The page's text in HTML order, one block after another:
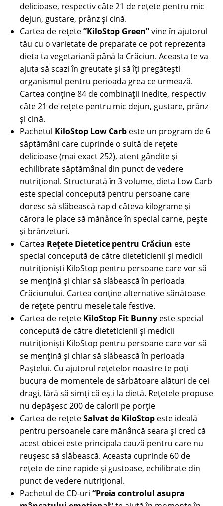
delicioase, respectiv câte 21 de rețete pentru mic
dejun, gustare, prânz și cină.
Cartea de rețete”KiloStop Green”vine în ajutorul
tău cu o varietate de preparate ce pot reprezenta
dieta ta vegetariană până la Crăciun. Aceasta te va
ajuta să scazi în greutate și să îți pregătești
organismul pentru perioada grea ce urmează.
Cartea conține 84 de combinații inedite, respectiv
câte 21 de rețete pentru mic dejun, gustare, prânz
și cină.
Pachetul KiloStop Low Carb este un program de 6
săptămâni care cuprinde o suită de rețete
delicioase (mai exact 252), atent gândite și
echilibrate săptămânal din punct de vedere
nutrițional. Structurată în 3 volume, dieta Low Carb
este special concepută pentru persoane care
doresc să slăbească rapid câteva kilograme și
cărora le place să mănânce în special carne, pește
și brânzeturi.
Cartea Rețete Dietetice pentru Crăciun este
special concepută de către dieteticienii și medicii
nutriționiști KiloStop pentru persoane care vor să
se mențină și chiar să slăbească în perioada
Crăciunului. Cartea conține alternative sănătoase
de rețete pentru mesele tale festive.
Cartea de rețete KiloStop Fit Bunny este special
concepută de către dieteticienii și medicii
nutriționiști KiloStop pentru persoane care vor să
se mențină și chiar să slăbească în perioada
Paștelui. Cu ajutorul rețetelor noastre te poți
bucura de momentele de sărbătoare alături de cei
dragi, fără să simți că ești la dietă. Rețetele propuse
nu depășesc 200 de calorii pe porție
Cartea de rețeteSalvat de KiloStop este ideală
pentru persoanele care mănâncă seara și cred că
acest obicei este principala cauză pentru care nu
reușesc să slăbească. Aceasta cuprinde 60 de
rețete de cine rapide și gustoase, echilibrate din
punct de vedere nutrițional.
Pachetul de CD-uri “Preia controlul asupra